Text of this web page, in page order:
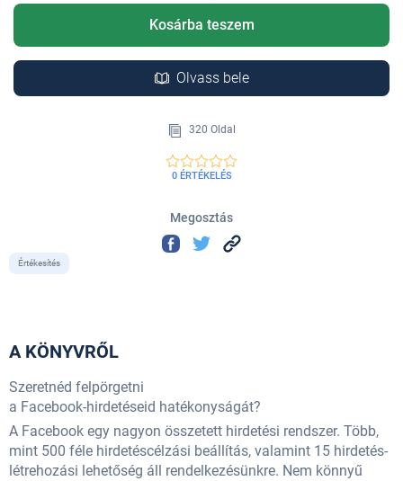
Kosárba teszem
Olvass bele
320 Oldal
0 ÉRTÉKELÉS
Megosztás
Értékesítés
A KÖNYVRŐL
Szeretnéd felpörgetni
a Facebook-hirdetéseid hatékonyságát?
A Facebook egy nagyon összetett hirdetési rendszer. Több,
mint 500 féle hirdetéscélzási beállítás, valamint 15 hirdetés-
létrehozási lehetőség áll rendelkezésünkre. Nem könnyű